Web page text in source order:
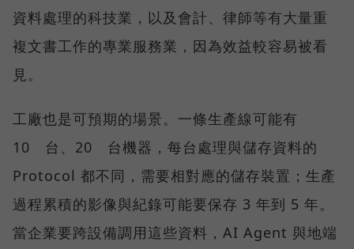
資料處理的科技業，以及會計、律師等有大量重
複文書工作的專業服務業，因為效益較容易被看
見。
工廠也是可預期的場景。一條生產線可能有
10 台、20 台機器，每台處理與儲存資料的
Protocol 都不同，需要相對應的儲存裝置；生產
過程累積的影像與紀錄可能要保存 3 年到 5 年。
當企業要跨設備調用這些資料，AI Agent 與地端